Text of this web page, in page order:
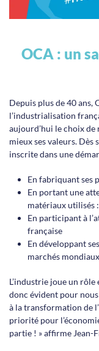
OCA : un
Depuis plus de 40 ans,
l’industrialisation
aujourd’hui le choix
mieux ses valeurs. Dès
inscrite dans une
En fabriquant ses
En portant une
matériaux utilisés
En participant à
française
En développant
marchés mondiaux
L’industrie joue un rôle
donc évident pour
à la transformation de
priorité pour
partie ! » affirme Jean-